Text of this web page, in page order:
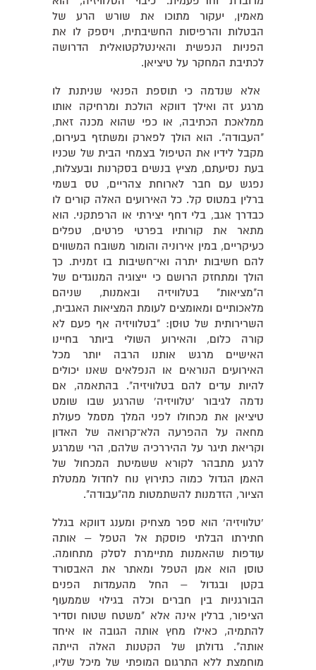
מאמין, יעקור מתוכו את שורש הרע של
הבטלות והרפיסות החשיבתית, ויספק לו את
הפניות הנפשית והאינטלקטואלית הדרושה
לכתיבת המחקר על טיציאן.
אלא שנדמה כי תוספת הפנאי שניתנת לו
מרגע זה ואילך דווקא הולכת ומרחיקה אותו
ממלאכת הכתיבה, או כפי שהוא מכנה זאת,
"העבודה". הוא הולך לפארק ומשתזף בעירום,
מקבל לידיו את הטיפול בצמחי הבית של שכניו
בעת נסיעתם, מציץ בנשים בסקרנות ובעצלות,
נפגש עם חבר לארוחת צהריים, טס בשמי
ברלין במטוס קל. כל האירועים האלה קורים לו
כבדרך אגב, בלי דחף יצירתי או הרפתקני. הוא
מתאר את קורותיו בפרטי פרטים, טפלים
כעיקריים, במין אירוניה והומור משובח המשווים
להם חשיבות יתרה ואי־חשיבות בו זמנית. כך
הולך ומתחזק הרושם כי ייצוגיה המנוגדים של
ה"מציאות" בטלוויזיה ובאמנות, שניהם
מלאכותיים ומאומצים לעומת המציאות האגבית,
השרירותית של טוּסן: "בטלוויזיה אף פעם לא
קורה כלום, והאירוע השולי ביותר בחיינו
האישיים מרגש אותנו הרבה יותר מכל
האירועים הנוראים או הנפלאים שאנו יכולים
להיות עדים להם בטלוויזיה". בהתאמה, אם
נדמה לגיבור 'טלוויזיה' שהרגע שבו שומט
טיציאן את מכחולו לפני המלך מסמל פעולת
מחאה על ההפרעה הלא־קרואה של האדון
וקריאת תיגר על ההיררכיה שלהם, הרי שמרגע
לרגע מתבהר לקורא ששמיטת המכחול של
האמן הגדול כמוה כתירוץ נוח לחדול ממטלת
הציור, הזדמנות להשתמטות מה"עבודה".
'טלוויזיה' הוא ספר מצחיק ומענג דווקא בגלל
חתירתו הבלתי פוסקת אל הטפל – אותה
עודפות שהאמנות מתיימרת לסלק מתחומה.
טוסן הוא אמן הטפל ומאתר את האבסורד
בקטן ובגדול – החל מהעמדות הפנים
הבורגניות בין חברים וכלה בגילוי שממעוף
הציפור, ברלין אינה אלא "משטח שטוח וסדיר
להתמיה, כאילו מחץ אותה הגובה או איחד
אותה". גדולתן של הקטנות האלה הייתה
מוחמצת ללא התרגום המופתי של מיכל שליו,